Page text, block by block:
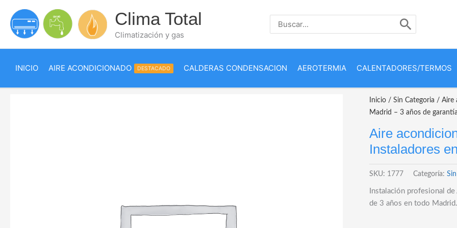
contenido
Clima Total
Climatización y gas
Buscar
por:
INICIO AIRE ACONDICIONADO DESTACADO CALDERAS CONDENSACION AEROTERMIA CALENTADORES/TERMOS
Inicio /Sin Categoria / Aire
Madrid – 3 años de
Aire
Instaladores
SKU: 1777 Categoría:
Instalación profesional
de 3 años en todo